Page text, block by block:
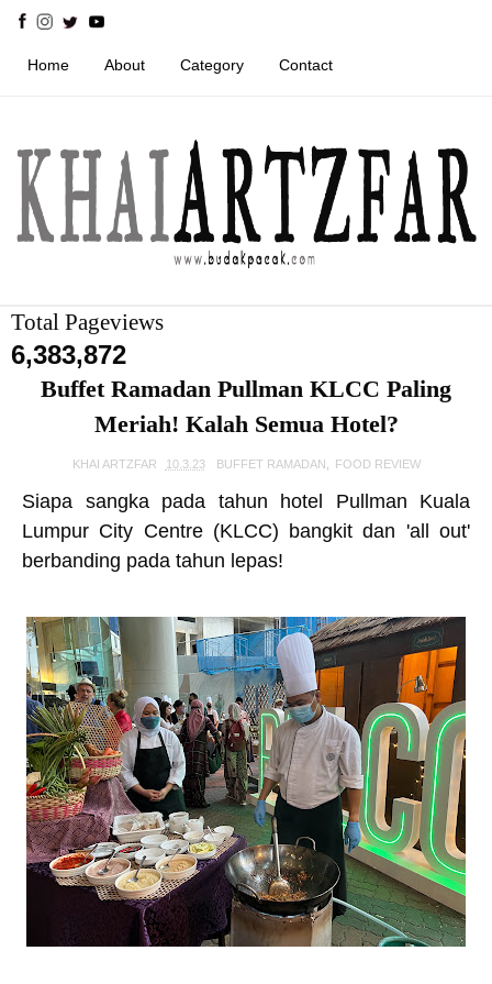
Home About Category Contact
Total Pageviews
6,383,872
Buffet Ramadan Pullman KLCC Paling
Meriah! Kalah Semua Hotel?
KHAI ARTZFAR 10.3.23 BUFFET RAMADAN FOOD REVIEW
Siapa sangka pada tahun hotel Pullman Kuala
Lumpur City Centre (KLCC) bangkit dan 'all out'
berbanding pada tahun lepas!